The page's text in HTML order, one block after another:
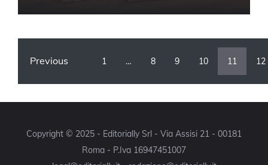
Previous 1 … 8 9 10 11 12
Copyright © 2025 - Editorially Srl - Via Assisi 21 - 00181
Roma - P.Iva 16947451007